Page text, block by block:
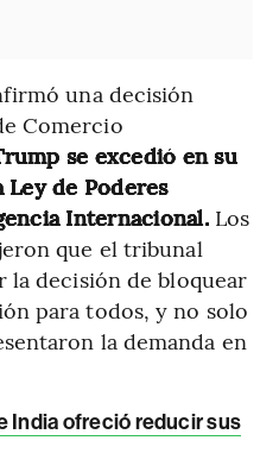
una decisión
Comercio
se excedió en su
de Poderes
Internacional.Los
que el tribunal
decisión de bloquear
para todos, y no solo
la demanda en
India ofreció reducir sus